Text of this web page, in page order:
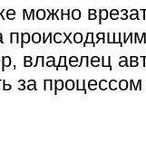
можно
владелец
за